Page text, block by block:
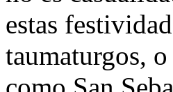
estas
taumaturgos,